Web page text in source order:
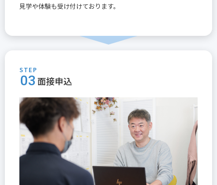
見学や体験も受け付けております。
STEP
03 面接申込